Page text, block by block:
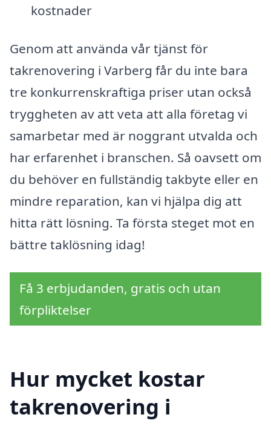
kostnader
Genom att använda vår tjänst för
takrenovering i Varberg får du inte bara
tre konkurrenskraftiga priser utan också
tryggheten av att veta att alla företag vi
samarbetar med är noggrant utvalda och
har erfarenhet i branschen. Så oavsett om
du behöver en fullständig takbyte eller en
mindre reparation, kan vi hjälpa dig att
hitta rätt lösning. Ta första steget mot en
bättre taklösning idag!
Få 3 erbjudanden, gratis och utan
förpliktelser
Hur mycket kostar
takrenovering i